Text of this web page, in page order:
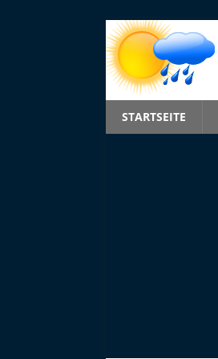
STARTSEITE